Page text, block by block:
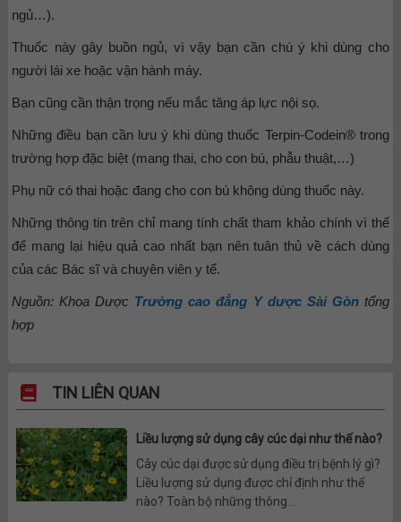
ngủ…).
Thuốc này gây buồn ngủ, vì vậy bạn cần chú ý khi dùng cho
người lái xe hoặc vận hành máy.
Bạn cũng cần thận trọng nếu mắc tăng áp lực nội sọ.
Những điều bạn cần lưu ý khi dùng thuốc Terpin-Codein® trong
trường hợp đặc biệt (mang thai, cho con bú, phẫu thuật,…)
Phụ nữ có thai hoặc đang cho con bú không dùng thuốc này.
Những thông tin trên chỉ mang tính chất tham khảo chính vì thế
để mang lại hiệu quả cao nhất bạn nên tuân thủ về cách dùng
của các Bác sĩ và chuyên viên y tế.
Nguồn: Khoa Dược Trường cao đẳng Y dược Sài Gòntổng
hợp
TIN LIÊN QUAN
Liều lượng sử dụng cây cúc dại như thế nào?
Cây cúc dại được sử dụng điều trị bệnh lý gì?
Liều lượng sử dụng được chỉ định như thế
nào? Toàn bộ những thông...